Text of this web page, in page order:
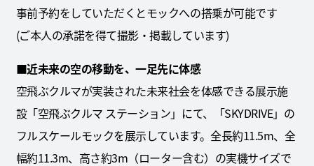
事前予約をしていただくとモックへの搭乗が可能です
(ご本人の承諾を得て撮影・掲載しています)
■近未来の空の移動を、一足先に体感
空飛ぶクルマが実装された未来社会を体感できる展示施
設「空飛ぶクルマ ステーション」にて、「SKYDRIVE」の
フルスケールモックを展示しています。全長約11.5m、全
幅約11.3m、高さ約3m（ローター含む）の実機サイズで